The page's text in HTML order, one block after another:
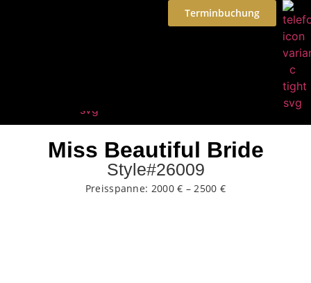
Terminbuchung
Miss Beautiful Bride
Style#26009
Preisspanne: 2000 € – 2500 €